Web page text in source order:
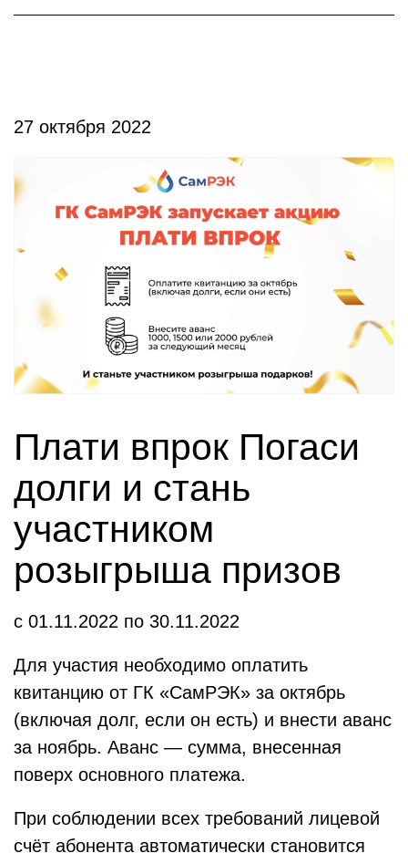
27 октября 2022
Плати впрок Погаси
долги и стань
участником
розыгрыша призов
с 01.11.2022 по 30.11.2022
Для участия необходимо оплатить
квитанцию от ГК «СамРЭК» за октябрь
(включая долг, если он есть) и внести аванс
за ноябрь. Аванс — сумма, внесенная
поверх основного платежа.
При соблюдении всех требований лицевой
счёт абонента автоматически становится